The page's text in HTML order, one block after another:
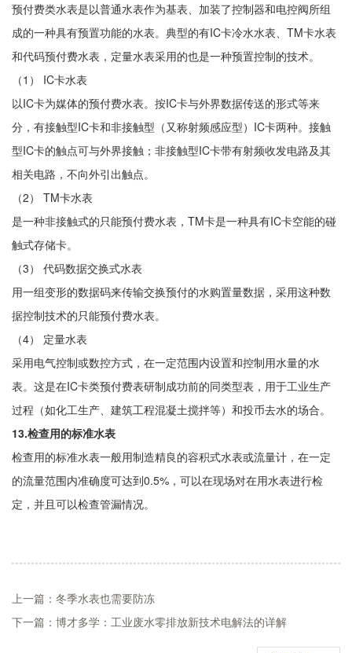
预付费类水表是以普通水表作为基表、加装了控制器和电控阀所组
成的一种具有预置功能的水表。典型的有IC卡冷水水表、TM卡水表
和代码预付费水表，定量水表采用的也是一种预置控制的技术。
（1） IC卡水表
以IC卡为媒体的预付费水表。按IC卡与外界数据传送的形式等来
分，有接触型IC卡和非接触型（又称射频感应型）IC卡两种。接触
型IC卡的触点可与外界接触；非接触型IC卡带有射频收发电路及其
相关电路，不向外引出触点。
（2） TM卡水表
是一种非接触式的只能预付费水表，TM卡是一种具有IC卡空能的碰
触式存储卡。
（3） 代码数据交换式水表
用一组变形的数据码来传输交换预付的水购置量数据，采用这种数
据控制技术的只能预付费水表。
（4） 定量水表
采用电气控制或数控方式，在一定范围内设置和控制用水量的水
表。这是在IC卡类预付费表研制成功前的同类型表，用于工业生产
过程（如化工生产、建筑工程混凝土搅拌等）和投币去水的场合。
13.检查用的标准水表
检查用的标准水表一般用制造精良的容积式水表或流量计，在一定
的流量范围内准确度可达到0.5%，可以在现场对在用水表进行检
定，并且可以检查管漏情况。
上一篇：冬季水表也需要防冻
下一篇：博才多学：工业废水零排放新技术电解法的详解